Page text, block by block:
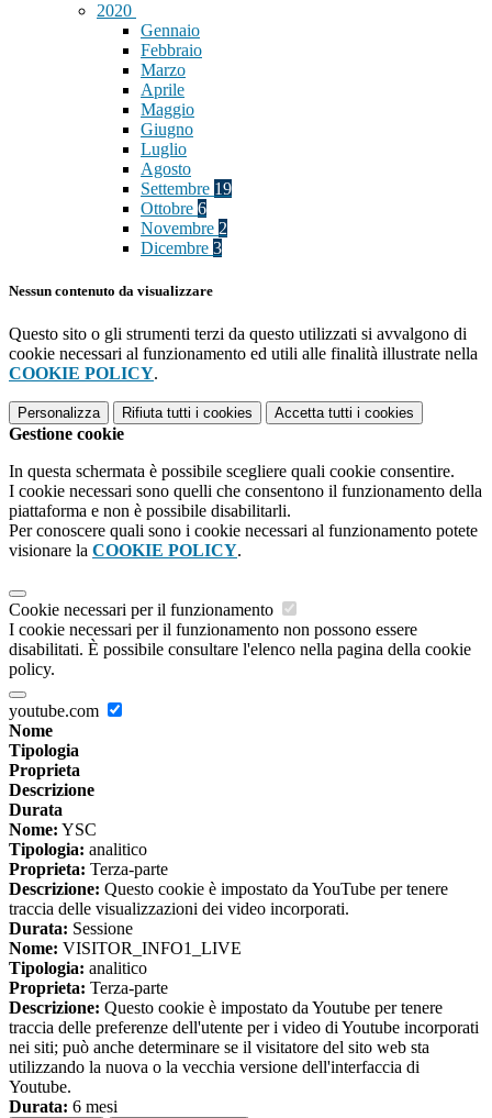
2020
Gennaio
Febbraio
Marzo
Aprile
Maggio
Giugno
Luglio
Agosto
Settembre 19
Ottobre 6
Novembre 2
Dicembre 3
Nessun contenuto da visualizzare
Questo sito o gli strumenti terzi da questo utilizzati si avvalgono di
cookie necessari al funzionamento ed utili alle finalità illustrate nella
COOKIE POLICY.
Personalizza Rifiuta tutti i cookies Accetta tutti i cookies
Gestione cookie
In questa schermata è possibile scegliere quali cookie consentire.
I cookie necessari sono quelli che consentono il funzionamento della
piattaforma e non è possibile disabilitarli.
Per conoscere quali sono i cookie necessari al funzionamento potete
visionare la COOKIE POLICY.
Cookie necessari per il funzionamento
I cookie necessari per il funzionamento non possono essere
disabilitati. È possibile consultare l'elenco nella pagina della cookie
policy.
youtube.com
Nome
Tipologia
Proprieta
Descrizione
Durata
Nome: YSC
Tipologia: analitico
Proprieta: Terza-parte
Descrizione: Questo cookie è impostato da YouTube per tenere
traccia delle visualizzazioni dei video incorporati.
Durata: Sessione
Nome: VISITOR_INFO1_LIVE
Tipologia: analitico
Proprieta: Terza-parte
Descrizione: Questo cookie è impostato da Youtube per tenere
traccia delle preferenze dell'utente per i video di Youtube incorporati
nei siti; può anche determinare se il visitatore del sito web sta
utilizzando la nuova o la vecchia versione dell'interfaccia di
Youtube.
Durata: 6 mesi